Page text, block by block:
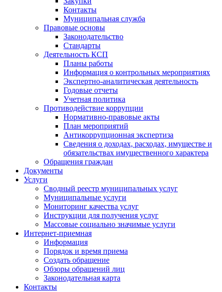
Контакты
Муниципальная служба
Правовые основы
Законодательство
Стандарты
Деятельность КСП
Планы работы
Информация о контрольных мероприятиях
Экспертно-аналитическая деятельность
Годовые отчеты
Учетная политика
Противодействие коррупции
Нормативно-правовые акты
План мероприятий
Антикоррупционная экспертиза
Сведения о доходах, расходах, имуществе и
обязательствах имущественного характера
Обращения граждан
Документы
Услуги
Сводный реестр муниципальных услуг
Муниципальные услуги
Мониторинг качества услуг
Инструкции для получения услуг
Массовые социально значимые услуги
Интернет-приемная
Информация
Порядок и время приема
Создать обращение
Обзоры обращений лиц
Законодательная карта
Контакты